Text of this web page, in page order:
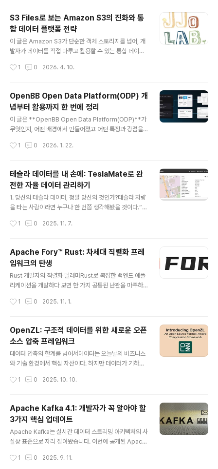
S3 Files로 보는 Amazon S3의 진화와 통
합 데이터 플랫폼 전략
이 글은 Amazon S3가 단순한 객체 스토리지를 넘어, 개
발자가 데이터를 직접 다루고 활용할 수 있는 통합 데이터
근 등장한 S3 Files를 중심으로, 왜 이 기능이 필요했는지,
단계적으로 설명합니다.대규모 데이터 이동의 비효율, 파
일 시스템과 객체 스토리지 간의 간극, 그리고 이를 해결하
려는 S3의 전략을 한 번에 이해할 수 있도록 정리했습니
다.데이터 이동의 비효율과 S3 Files의 출발점대규모 데
데이터 이동 자체가 작업의 병목이 된다는 점입니다.과학
1 0 2026. 4. 10.
OpenBB Open Data Platform(ODP) 개
념부터 활용까지 한 번에 정리
이 글은 **OpenBB Open Data Platform(ODP)**가
무엇인지, 어떤 배경에서 만들어졌고 어떤 특징과 강점을
지를 정리한 IT 기술 블로그입니다.오픈소스 기반 데이터
어·퀀트·애널리스트·AI 에이전트 환경에서 어떻게 하나의
데이터 인프라로 연결되는지 이해할 수 있도록 구성했습니
다.OpenBB Open Data Platform이란 무엇인가Open
BB Open Data Platform(ODP)은 오픈소스 데이터 통
합 도구 세트입니다.목적은 명확합니다. 사내 데이터, 라이
서 동시에 활용할 수 있도록 돕는 것입니다.ODP는..
1 0 2026. 1. 22.
테슬라 데이터를 내 손에: TeslaMate로 완
전한 자율 데이터 관리하기
1. 당신의 테슬라 데이터, 정말 당신의 것인가?테슬라 차량
을 타는 사람이라면 누구나 한 번쯤 생각해봤을 것이다.“내
될까?”테슬라의 클라우드 시스템은 편리하지만, 그 데이터
않은 셈이다.이때 등장한 것이 TeslaMate다.TeslaMat
e는 자가 호스팅(Self-hosted) 방식으로 테슬라 데이터
를 저장, 분석, 시각화할 수 있는 강력한 솔루션이다. 간단
히 말해, 내 차량 데이터를 클라우드 대신 내 서버에 직접
TeslaMate가 무엇인지, 어떤 기능을 제공하는지, 그리
1 0 2025. 11. 7.
Apache Fory™ Rust: 차세대 직렬화 프레
임워크의 탄생
Rust 개발자의 직렬화 딜레마Rust로 복잡한 백엔드 애플
리케이션을 개발하다 보면 한 가지 공통된 난관을 마주하
ON은 느리다. Protocol Buffers나 Avro는 빠르지만 설
등 고급 데이터 구조를 다루는 언어에서는 대부분의 직렬
화 프레임워크가 이를 제대로 처리하지 못한다.Apache F
ory Rust는 이러한 고민에 대한 해답으로 등장했다.이 프
레임워크는 초고속 성능, 언어 간 호환성, 자동 참조 처리,
과 제로 카피(zero-c..
1 0 2025. 11. 1.
OpenZL: 구조적 데이터를 위한 새로운 오픈
소스 압축 프레임워크
데이터 압축의 한계를 넘어서데이터는 오늘날의 비즈니스
와 기술 환경에서 핵심 자산이다. 하지만 데이터가 기하급
압축 기술의 중요성도 커지고 있다.기존의 범용 압축 알고
만, 구조적 데이터(예: 테이블, 로그, 시계열 데이터, Parqu
et 등)를 다루는 데에는 본질적인 한계가 있었다.OpenZL
은 이러한 한계를 극복하기 위해 탄생한 새로운 오픈소스
데이터 압축 프레임워크다.Meta가 주도해 개발한 Open
ZL은 데이터의 구조를 이해하고 이를 기반으로 맞춤형 압
축기가 아니라, 데이터 구조를 인식하고 최적화하는 ‘형식
1 0 2025. 10. 10.
Apache Kafka 4.1: 개발자가 꼭 알아야 할
3가지 핵심 업데이트
Apache Kafka는 실시간 데이터 스트리밍 아키텍처의 사
실상 표준으로 자리 잡아왔습니다. 이번에 공개된 Apach
이 꾸준히 요구해온 기능들을 네이티브 솔루션으로 제공하
1 0 2025. 9. 11.